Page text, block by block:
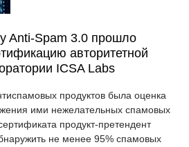
Anti-Spam 3.0 прошло
авторитетной
ICSA Labs
продуктов была оценка
ими нежелательных спамовых
продукт-претендент
не менее 95% спамовых